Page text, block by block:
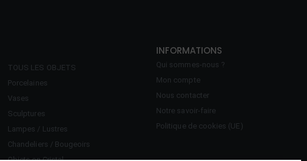
TOUS LES OBJETS
Porcelaines
Vases
Sculptures
Lampes / Lustres
Chandeliers / Bougeoirs
INFORMATIONS
Qui sommes-nous ?
Mon compte
Nous contacter
Notre savoir-faire
Politique de cookies (UE)